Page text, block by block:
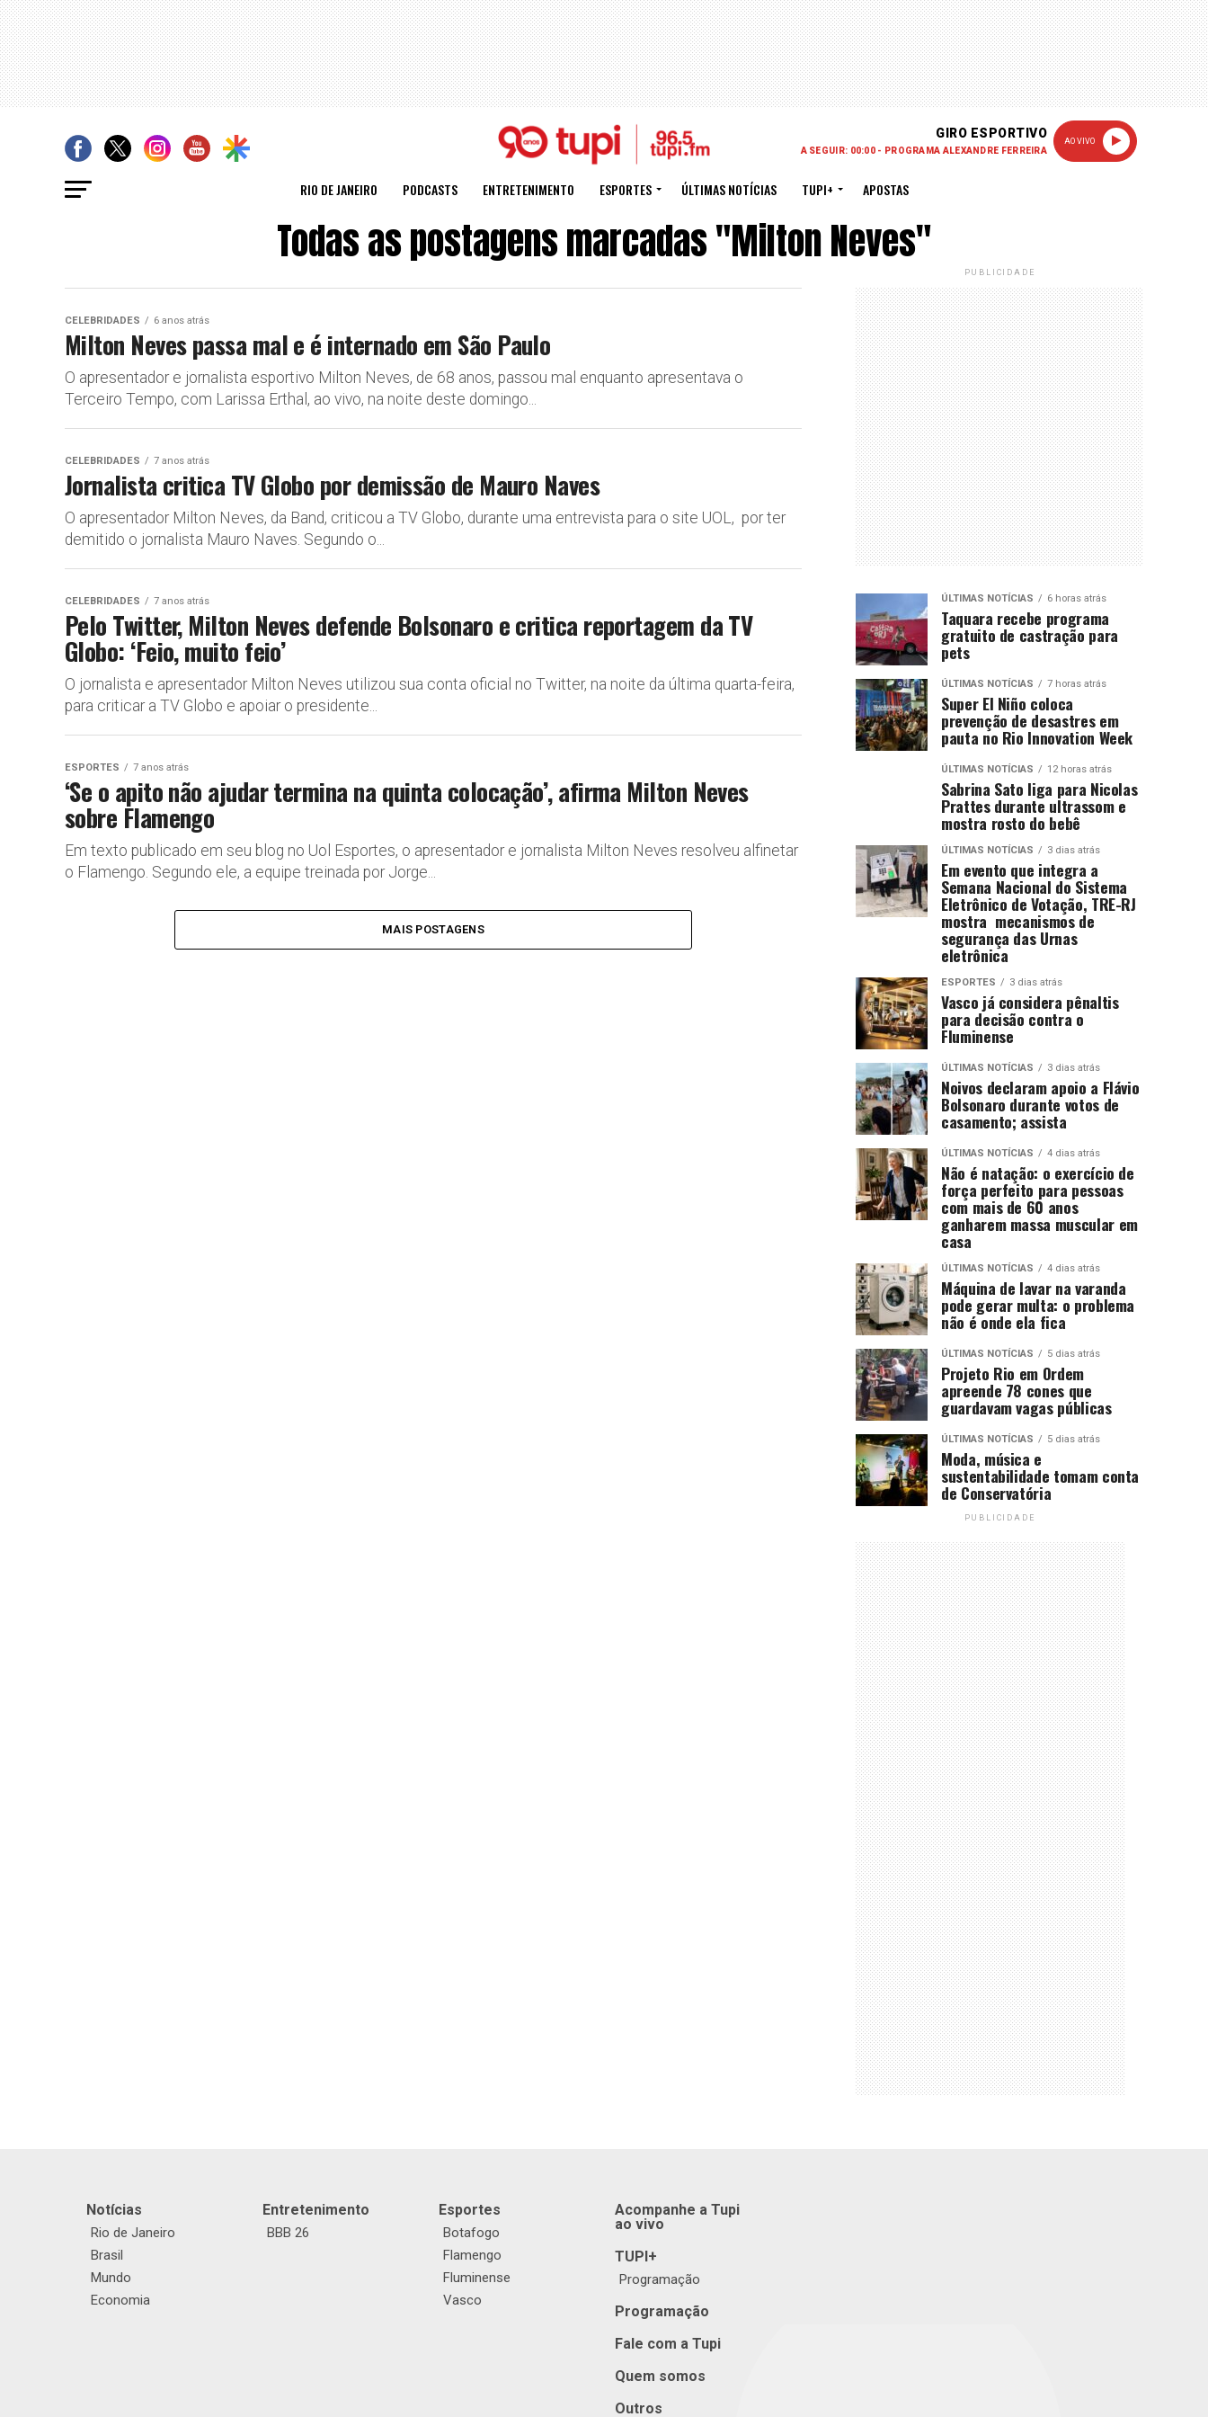
GIRO ESPORTIVO
A SEGUIR: 00:00 - PROGRAMA ALEXANDRE FERREIRA
AO VIVO
RIO DE JANEIRO PODCASTS ENTRETENIMENTO ESPORTES ÚLTIMAS NOTÍCIAS TUPI+ APOSTAS
Todas as postagens marcadas "Milton Neves"
CELEBRIDADES 6 anos atrás
Milton Neves passa mal e é internado em São Paulo
O apresentador e jornalista esportivo Milton Neves, de 68 anos, passou mal enquanto apresentava o
Terceiro Tempo, com Larissa Erthal, ao vivo, na noite deste domingo...
CELEBRIDADES 7 anos atrás
Jornalista critica TV Globo por demissão de Mauro Naves
O apresentador Milton Neves, da Band, criticou a TV Globo, durante uma entrevista para o site UOL, por ter
demitido o jornalista Mauro Naves. Segundo o...
CELEBRIDADES 7 anos atrás
Pelo Twitter, Milton Neves defende Bolsonaro e critica reportagem da TV
Globo: ‘Feio, muito feio’
O jornalista e apresentador Milton Neves utilizou sua conta oficial no Twitter, na noite da última quarta-feira,
para criticar a TV Globo e apoiar o presidente...
ESPORTES 7 anos atrás
‘Se o apito não ajudar termina na quinta colocação’, afirma Milton Neves
sobre Flamengo
Em texto publicado em seu blog no Uol Esportes, o apresentador e jornalista Milton Neves resolveu alfinetar
o Flamengo. Segundo ele, a equipe treinada por Jorge...
MAIS POSTAGENS
PUBLICIDADE
ÚLTIMAS NOTÍCIAS 6 horas atrás
Taquara recebe programa
gratuito de castração para
pets
ÚLTIMAS NOTÍCIAS 7 horas atrás
Super El Niño coloca
prevenção de desastres em
pauta no Rio Innovation Week
ÚLTIMAS NOTÍCIAS 12 horas atrás
Sabrina Sato liga para Nicolas
Prattes durante ultrassom e
mostra rosto do bebê
ÚLTIMAS NOTÍCIAS 3 dias atrás
Em evento que integra a
Semana Nacional do Sistema
Eletrônico de Votação, TRE-RJ
mostra mecanismos de
segurança das Urnas
eletrônica
ESPORTES 3 dias atrás
Vasco já considera pênaltis
para decisão contra o
Fluminense
ÚLTIMAS NOTÍCIAS 3 dias atrás
Noivos declaram apoio a Flávio
Bolsonaro durante votos de
casamento; assista
ÚLTIMAS NOTÍCIAS 4 dias atrás
Não é natação: o exercício de
força perfeito para pessoas
com mais de 60 anos
ganharem massa muscular em
casa
ÚLTIMAS NOTÍCIAS 4 dias atrás
Máquina de lavar na varanda
pode gerar multa: o problema
não é onde ela fica
ÚLTIMAS NOTÍCIAS 5 dias atrás
Projeto Rio em Ordem
apreende 78 cones que
guardavam vagas públicas
ÚLTIMAS NOTÍCIAS 5 dias atrás
Moda, música e
sustentabilidade tomam conta
de Conservatória
PUBLICIDADE
Notícias
Rio de Janeiro
Brasil
Mundo
Economia
Entretenimento
BBB 26
Esportes
Botafogo
Flamengo
Fluminense
Vasco
Acompanhe a Tupi
ao vivo
TUPI+
Programação
Programação
Fale com a Tupi
Quem somos
Outros